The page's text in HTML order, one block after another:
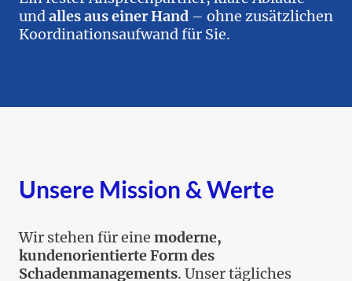
undalles aus einer Hand – ohne zusätzlichen
Koordinationsaufwand für Sie.
Unsere Mission & Werte
Wir stehen für eine moderne,
kundenorientierte Form des
Schadenmanagements. Unser tägliches